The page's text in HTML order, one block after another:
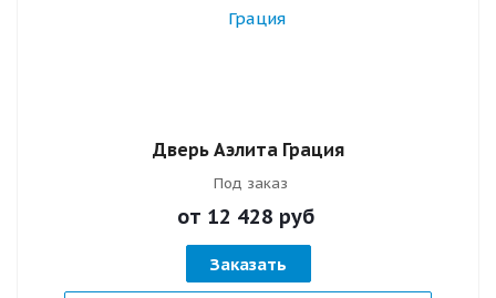
Дверь Аэлита Грация
Под заказ
от 12 428 руб
Заказать